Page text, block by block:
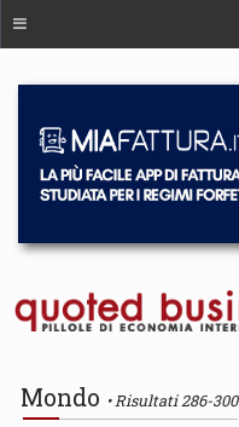
Mondo Risultati 286-300